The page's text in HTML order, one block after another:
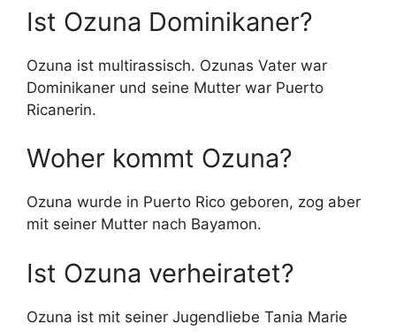
Ist Ozuna Dominikaner?
Ozuna ist multirassisch. Ozunas Vater war
Dominikaner und seine Mutter war Puerto
Ricanerin.
Woher kommt Ozuna?
Ozuna wurde in Puerto Rico geboren, zog aber
mit seiner Mutter nach Bayamon.
Ist Ozuna verheiratet?
Ozuna ist mit seiner Jugendliebe Tania Marie